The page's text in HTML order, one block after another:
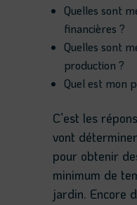
Quelles sont
financières ?
Quelles sont
production ?
Quel est mon
C’est les
vont
pour obtenir
minimum de
jardin. Encore